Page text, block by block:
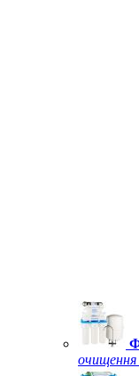
очищення